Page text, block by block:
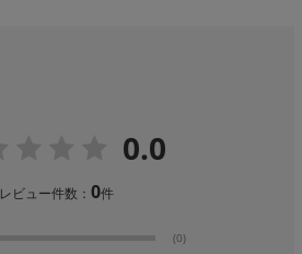
0.0
レビュー件数：0件
(0)